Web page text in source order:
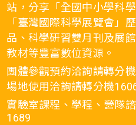
站，分享「全國中小學科
「臺灣國際科學展覽會」
品、科學研習雙月刊及展
教材等豐富數位資源。
團體參觀預約洽詢請轉分
場地使用洽詢請轉分機
實驗室課程、學程、營隊
1689